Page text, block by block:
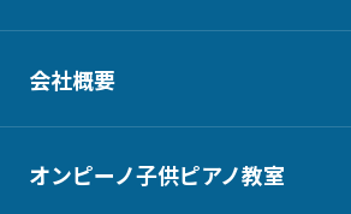
会社概要
オンピーノ子供ピアノ教室